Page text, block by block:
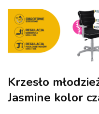
Krzesło
Jasmine kolor